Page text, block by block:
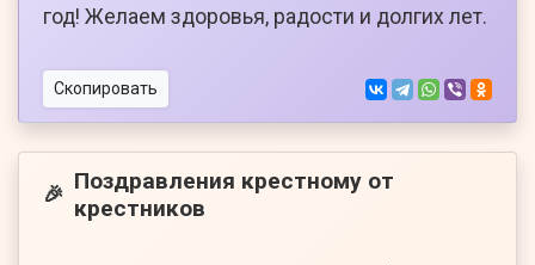
год! Желаем здоровья, радости и долгих лет.
Скопировать
🎉 Поздравления крестному от
крестников